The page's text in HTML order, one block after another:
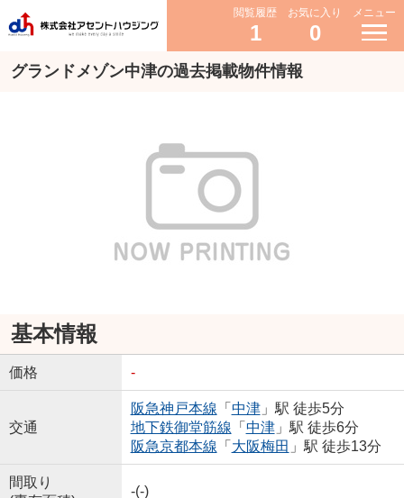
閲覧履歴
1
お気に入り
0
メニュー
グランドメゾン中津の過去掲載物件情報
基本情報
価格 -
交通
阪急神戸本線 「 中津」駅 徒歩5分
地下鉄御堂筋線 「 中津」駅 徒歩6分
阪急京都本線 「 大阪梅田 」駅 徒歩13分
間取り
-(-)